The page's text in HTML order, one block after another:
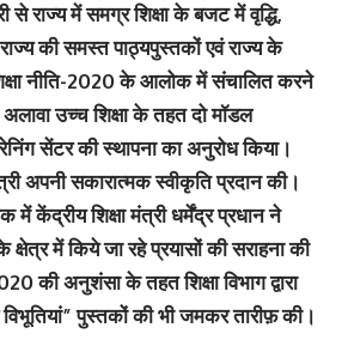
से राज्य में समग्र शिक्षा के बजट में वृद्धि,
की समस्त पाठ्यपुस्तकों एवं राज्य के
शिक्षा नीति-2020 के आलोक में संचालित करने
उच्च शिक्षा के तहत दो मॉडल
सेंटर की स्थापना का अनुरोध किया।
अपनी सकारात्मक स्वीकृति प्रदान की।
में केंद्रीय शिक्षा मंत्री धर्मेंद्र प्रधान ने
के क्षेत्र में किये जा रहे प्रयासों की सराहना की
की अनुशंसा के तहत शिक्षा विभाग द्वारा
विभूतियां” पुस्तकों की भी जमकर तारीफ़ की।